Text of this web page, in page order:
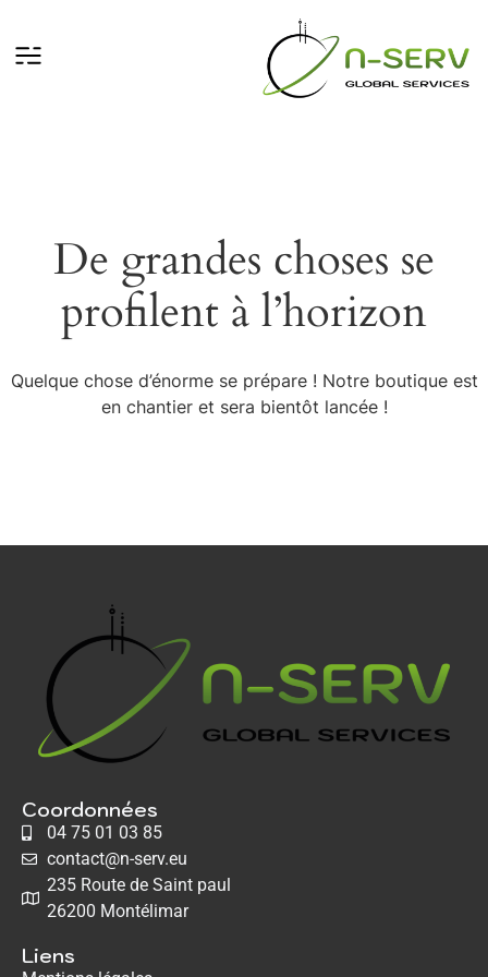
De grandes choses se
profilent à l’horizon
Quelque chose d’énorme se prépare ! Notre boutique est
en chantier et sera bientôt lancée !
Coordonnées
04 75 01 03 85
contact@n-serv.eu
235 Route de Saint paul
26200 Montélimar
Liens